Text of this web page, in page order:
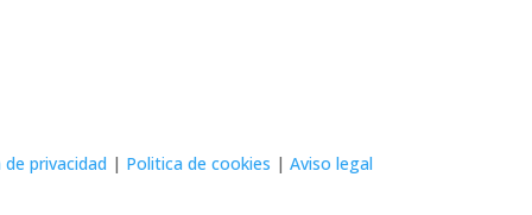
privacidad | Politica de cookies | Aviso legal